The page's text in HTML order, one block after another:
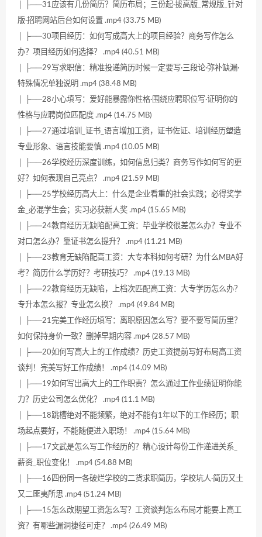
│ ├──31应该有几份简历？简历布局；三份起·拔高版_常规版_针对
版·招聘网站后台如何设置 .mp4 (33.75 MB)
│ ├──30项目经历：如何写成高大上的项目经验？商务写作怎么
办？项目经历如何选择？ .mp4 (40.51 MB)
│ ├──29写求职信：精准投递简历时候一定要写·三段论·弥补缺漏·
特殊情况单独说明 .mp4 (38.48 MB)
│ ├──28小心填写：爱好能暴露你性格·围绕应聘职位写·证明你的
性格与应聘岗位匹配度 .mp4 (14.75 MB)
│ ├──27通过培训_证书_语言增加工资，证书佐证、培训经历塑造
专业形象、语言技能要慎 .mp4 (10.05 MB)
│ ├──26学校经历深度训练，如何信息归类？商务写作如何写的更
好？如何表现自己亮点？ .mp4 (21.59 MB)
│ ├──25学校经历高大上：什么是企业看重的社会实践；必得奖学
金_必混学生会；实习必获新人奖 .mp4 (15.65 MB)
│ ├──24教育经历无缺陷配高工资：毕业学校很差怎么办？专业不
对口怎么办？靠证书怎么提升？ .mp4 (11.21 MB)
│ ├──23教育无缺陷配高工资：大专本科如何考研？为什么MBA好
考？简历什么学历好？考研技巧？ .mp4 (19.13 MB)
│ ├──22教育经历无缺陷，上档次匹配高工资：大专学历怎么办？
专升本怎么报？专业怎么换？ .mp4 (49.84 MB)
│ ├──21完美工作经历填写：离职原因怎么写？要不要写简历里？
如何保持身价一致？删掉早期内容 .mp4 (28.57 MB)
│ ├──20如何写高大上的工作成绩？历史工资提前写好布局高工资
谈判！完美写好工作成绩！ .mp4 (14.09 MB)
│ ├──19如何写出高大上的工作职责？怎么通过工作业绩证明你能
力？历史公司怎么优化？ .mp4 (11.1 MB)
│ ├──18跳槽绝对不能频繁，绝对不能有1年以下的工作经历；职
场起点要好，不能随便进入职场！ .mp4 (15.64 MB)
│ ├──17文武是怎么写工作经历的？精心设计每份工作递进关系_
薪资_职位变化！ .mp4 (54.88 MB)
│ ├──16四份同一各破烂学校的二货求职简历，学校坑人·简历又土
又二匪夷所思 .mp4 (51.24 MB)
│ ├──15怎么改期望工资怎么写？工资谈判怎么布局才能要上高工
资？有哪些漏洞捷径可走？ .mp4 (26.49 MB)